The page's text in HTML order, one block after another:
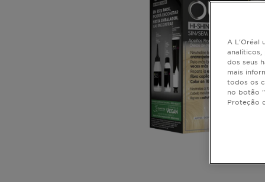
A L'Oréal
analíticos,
dos seus
mais
todos os
no botão
Proteção